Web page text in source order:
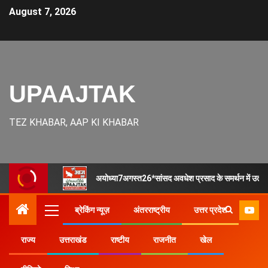
August 7, 2026
UPAAJTAK
TEZ KHABAR, AAP KI KHABAR
अयोध्या7अगस्त26*सांसद अवधेश प्रसाद के समर्थन में उतरे
ब्रेकिंग न्यूज़ अंतरराष्ट्रीय उत्तर प्रदेश
राज्य उत्तराखंड राष्टीय राजनीत खेल